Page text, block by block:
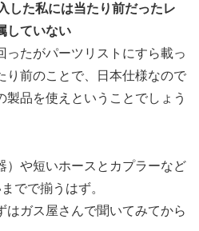
た私には当たり前だったレ
していない
ったがパーツリストにすら載っ
り前のことで、日本仕様なので
製品を使えということでしょう
）や短いホースとカプラーなど
でで揃うはず。
はガス屋さんで聞いてみてから